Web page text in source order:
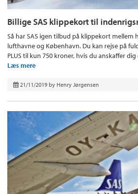
Billige SAS klippekort til
Så har SAS igen tilbud på klippekort mellem
lufthavne og København. Du kan rejse på
PLUS til kun 750 kroner, hvis du anskaffer
Læs mere
21/11/2019 by Henry Jørgensen